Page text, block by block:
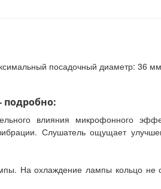
посадочный диаметр: 36
подробно:
влияния микрофонного
Слушатель ощущает
На охлаждение лампы кольцо не